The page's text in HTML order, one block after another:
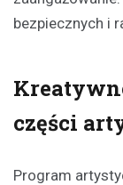
bezpiecznych i
części
Program